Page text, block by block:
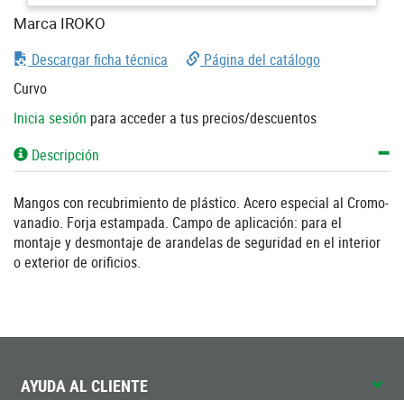
Marca IROKO
Descargar ficha técnica
Página del catálogo
Curvo
Inicia sesión para acceder a tus precios/descuentos
Descripción
Mangos con recubrimiento de plástico. Acero especial al Cromo-
vanadio. Forja estampada. Campo de aplicación: para el
montaje y desmontaje de arandelas de seguridad en el interior
o exterior de orificios.
AYUDA AL CLIENTE